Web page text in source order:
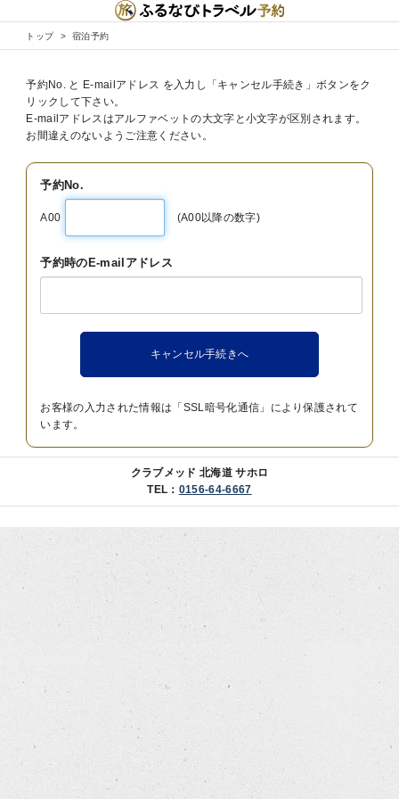
トップ 宿泊予約
予約No. と E-mailアドレス を入力し「キャンセル手続き」ボタンをク
リックして下さい。
E-mailアドレスはアルファベットの大文字と小文字が区別されます。
お間違えのないようご注意ください。
予約No.
A00 (A00以降の数字)
予約時のE-mailアドレス
お客様の入力された情報は「SSL暗号化通信」により保護されて
います。
クラブメッド 北海道 サホロ
TEL： 0156-64-6667